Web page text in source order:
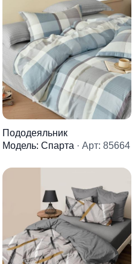
Пододеяльник
Модель: Спарта · Арт: 85664